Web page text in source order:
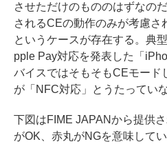
させただけのもののはずなの
されるCEの動作のみが考慮さ
というケースが存在する。典
pple Pay対応を発表した「
バイスではそもそもCEモード
が「NFC対応」とうたってい
下図はFIME JAPANから提供
がOK、赤丸がNGを意味して